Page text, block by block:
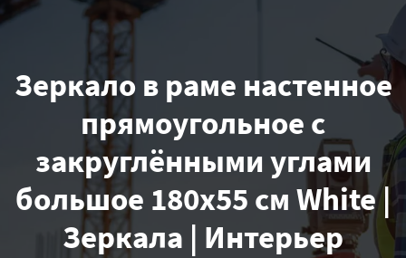
Зеркало в раме настенное
прямоугольное с
закруглёнными углами
большое 180х55 см White |
Зеркала | Интерьер